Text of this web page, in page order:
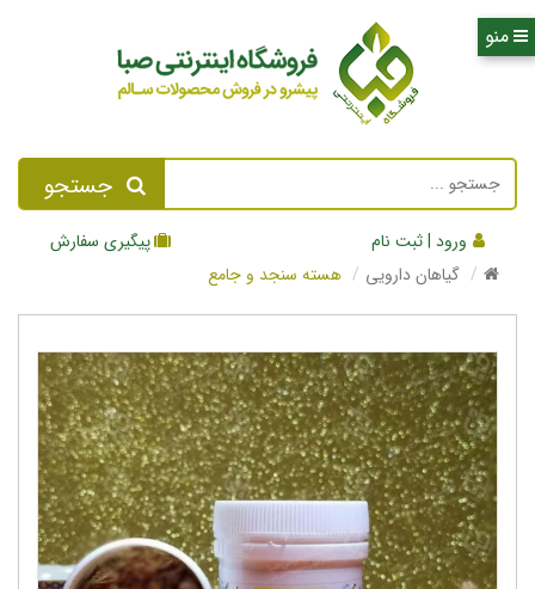
جستجو
ورود | ثبت نام
پیگیری سفارش
گیاهان دارویی
هسته سنجد و جامع